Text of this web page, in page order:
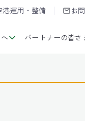
港運用・整備 お
パートナーの皆さ